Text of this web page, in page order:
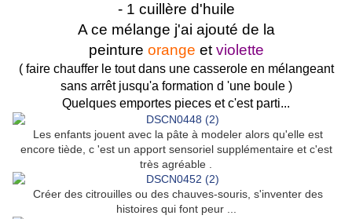
- 1 cuillère d'huile
A ce mélange j'ai ajouté de la
peinture orange et violette
( faire chauffer le tout dans une casserole en mélangeant
sans arrêt jusqu'a formation d 'une boule )
Quelques emportes pieces et c'est parti...
Les enfants jouent avec la pâte à modeler alors qu'elle est
encore tiède, c 'est un apport sensoriel supplémentaire et c'est
très agréable .
Créer des citrouilles ou des chauves-souris, s'inventer des
histoires qui font peur ...